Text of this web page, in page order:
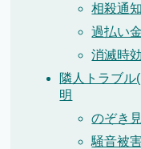
相殺通
過払い
消滅時
隣人トラブル
明
のぞき
騒音被